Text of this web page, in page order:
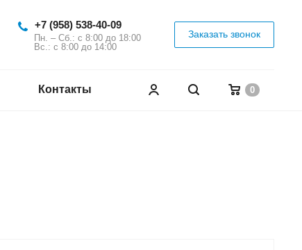
+7 (958) 538-40-09
Пн. – Сб.: с 8:00 до 18:00
Вс.: с 8:00 до 14:00
Заказать звонок
0
Контакты